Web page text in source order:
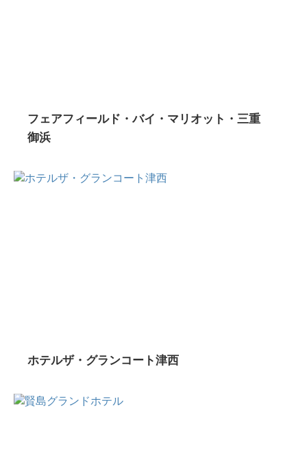
フェアフィールド・バイ・マリオット・三重
御浜
ホテルザ・グランコート津西